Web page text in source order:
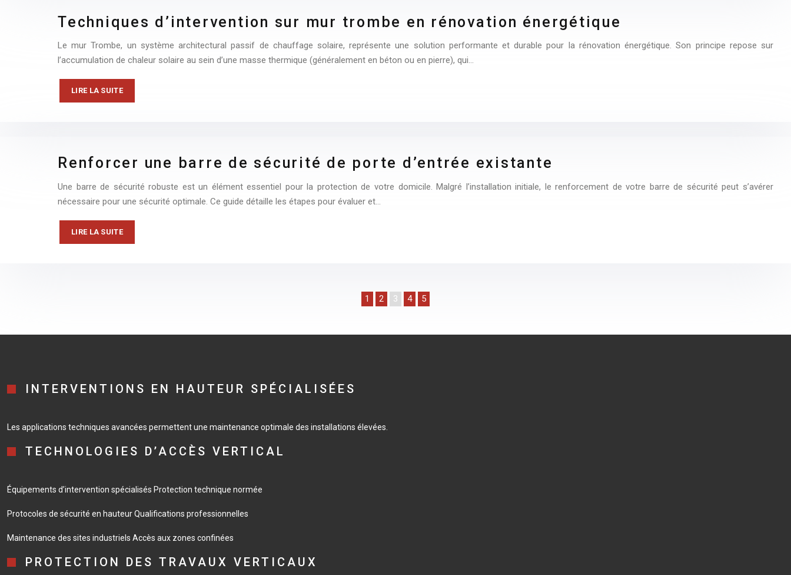
Techniques d’intervention sur mur trombe en rénovation énergétique
Le mur Trombe, un système architectural passif de chauffage solaire, représente une solution performante et durable pour la rénovation énergétique. Son principe repose sur
l’accumulation de chaleur solaire au sein d’une masse thermique (généralement en béton ou en pierre), qui…
LIRE LA SUITE
Renforcer une barre de sécurité de porte d’entrée existante
Une barre de sécurité robuste est un élément essentiel pour la protection de votre domicile. Malgré l’installation initiale, le renforcement de votre barre de sécurité peut s’avérer
nécessaire pour une sécurité optimale. Ce guide détaille les étapes pour évaluer et…
LIRE LA SUITE
1 2 3 4 5
INTERVENTIONS EN HAUTEUR SPÉCIALISÉES
Les applications techniques avancées permettent une maintenance optimale des installations élevées.
TECHNOLOGIES D’ACCÈS VERTICAL
Équipements d’intervention spécialisés Protection technique normée
Protocoles de sécurité en hauteurQualifications professionnelles
Maintenance des sites industriels Accès aux zones confinées
PROTECTION DES TRAVAUX VERTICAUX